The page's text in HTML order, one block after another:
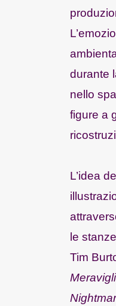
durante
nello
figure a
L’idea
le
Tim